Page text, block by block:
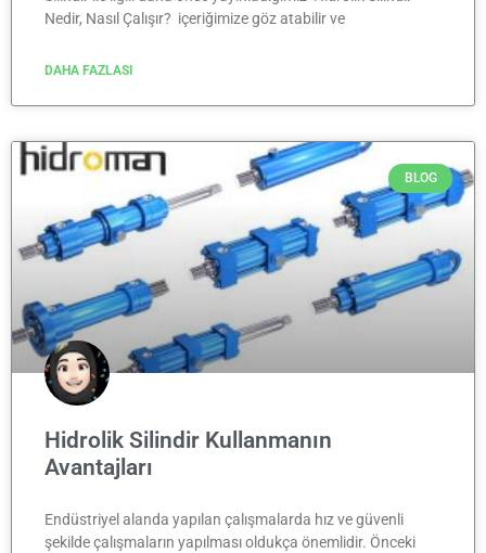
Nedir, Nasıl Çalışır? içeriğimize göz atabilir ve
DAHA FAZLASI
BLOG
Hidrolik Silindir Kullanmanın
Avantajları
Endüstriyel alanda yapılan çalışmalarda hız ve güvenli
şekilde çalışmaların yapılması oldukça önemlidir. Önceki